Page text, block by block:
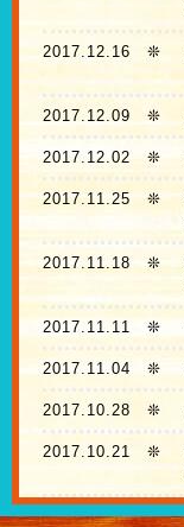
2017.12.16 ❊
2017.12.09 ❊
2017.12.02 ❊
2017.11.25❊
2017.11.18❊
2017.11.11 ❊
2017.11.04 ❊
2017.10.28 ❊
2017.10.21 ❊